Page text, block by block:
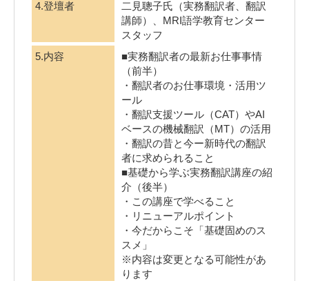
4.登壇者
二見聰子氏（実務翻訳者、翻訳
講師）、MRI語学教育センター
スタッフ
5.内容
■実務翻訳者の最新お仕事事情
（前半）
・翻訳者のお仕事環境・活用ツ
ール
・翻訳支援ツール（CAT）やAI
ベースの機械翻訳（MT）の活用
・翻訳の昔と今ー新時代の翻訳
者に求められること
■基礎から学ぶ実務翻訳講座の紹
介（後半）
・この講座で学べること
・リニューアルポイント
・今だからこそ「基礎固めのス
スメ」
※内容は変更となる可能性があ
ります